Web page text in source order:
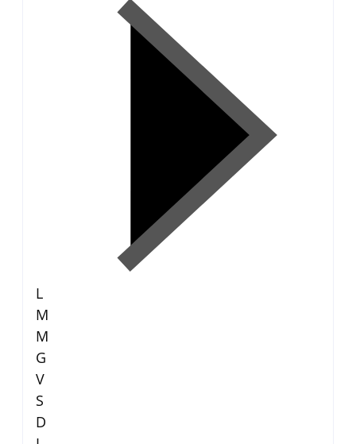
L
M
M
G
V
S
D